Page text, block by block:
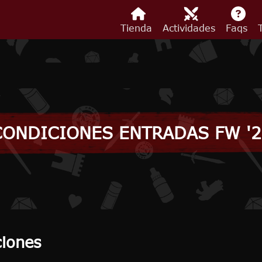
Tienda Actividades Faqs
ENTRADAS FW